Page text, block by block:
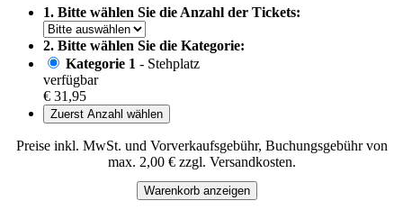
1. Bitte wählen Sie die Anzahl der Tickets:
2. Bitte wählen Sie die Kategorie:
Kategorie 1 - Stehplatz
verfügbar
€ 31,95
Zuerst Anzahl wählen
Preise inkl. MwSt. und Vorverkaufsgebühr, Buchungsgebühr von
max. 2,00 € zzgl. Versandkosten.
Warenkorb anzeigen